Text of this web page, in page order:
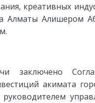
креативных
Алматы Алишером
заключено
акимата